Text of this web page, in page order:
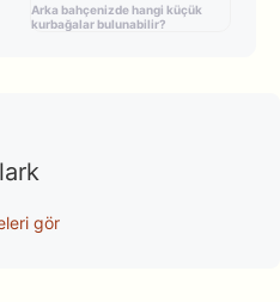
Arka bahçenizde hangi küçük
kurbağalar bulunabilir?
gör